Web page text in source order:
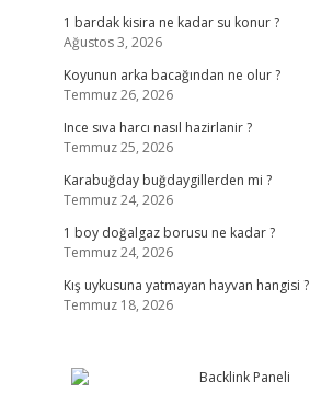
1 bardak kisira ne kadar su konur ?
Ağustos 3, 2026
Koyunun arka bacağından ne olur ?
Temmuz 26, 2026
Ince sıva harcı nasıl hazirlanir ?
Temmuz 25, 2026
Karabuğday buğdaygillerden mi ?
Temmuz 24, 2026
1 boy doğalgaz borusu ne kadar ?
Temmuz 24, 2026
Kış uykusuna yatmayan hayvan hangisi ?
Temmuz 18, 2026